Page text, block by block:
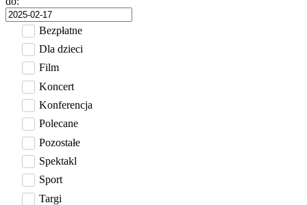
Bezpłatne
Dla dzieci
Film
Koncert
Konferencja
Polecane
Pozostałe
Spektakl
Sport
Targi